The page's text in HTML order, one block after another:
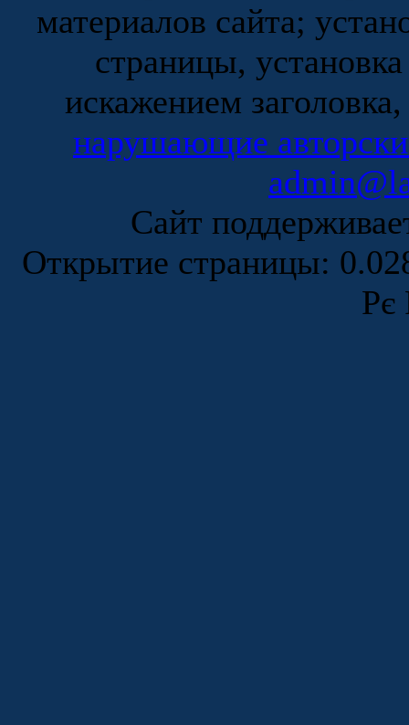
материалов сайта;
страницы,
искажением
нарушающие
Сайт
Открытие страницы:
Рє